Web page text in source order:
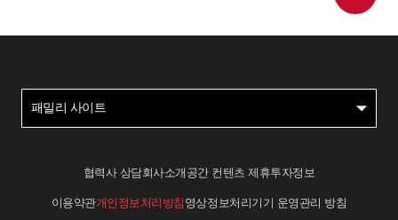
패밀리 사이트
협력사 상담회사소개 공간 컨텐츠 제휴투자정보
이용약관개인정보처리방침 영상정보처리기기 운영관리 방침